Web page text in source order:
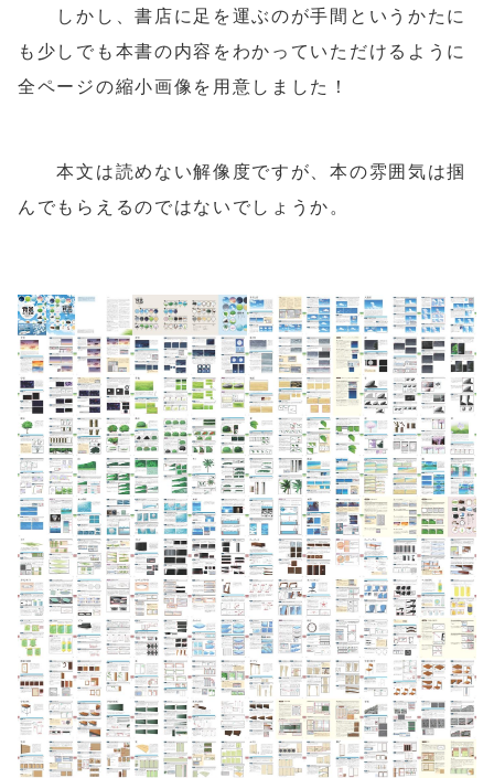
しかし、書店に足を運ぶのが手間というかたに
も少しでも本書の内容をわかっていただけるように
全ページの縮小画像を用意しました！
本文は読めない解像度ですが、本の雰囲気は掴
んでもらえるのではないでしょうか。